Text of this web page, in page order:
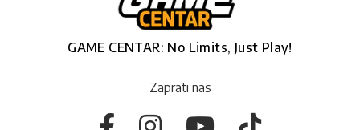
GAME CENTAR: No Limits, Just Play!
Zaprati nas